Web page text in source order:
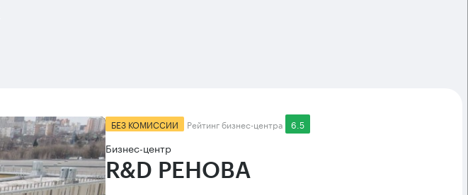
БЕЗ КОМИССИИ Рейтинг бизнес-центра 6.5
Бизнес-центр
R&D РЕНОВА